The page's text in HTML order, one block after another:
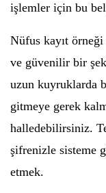
işlemler için bu
Nüfus kayıt
ve güvenilir bir
uzun kuyruklarda
gitmeye gerek
halledebilirsiniz.
şifrenizle sisteme
etmek.